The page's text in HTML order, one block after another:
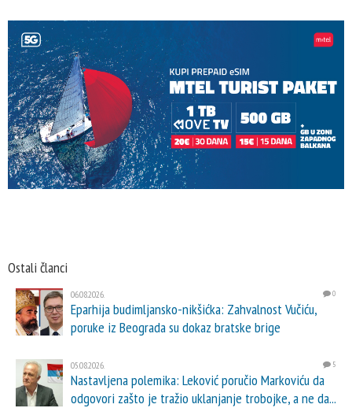
Ostali članci
06.08.2026. 0
Eparhija budimljansko-nikšićka: Zahvalnost Vučiću,
poruke iz Beograda su dokaz bratske brige
05.08.2026. 5
Nastavljena polemika: Leković poručio Markoviću da
odgovori zašto je tražio uklanjanje trobojke, a ne da...